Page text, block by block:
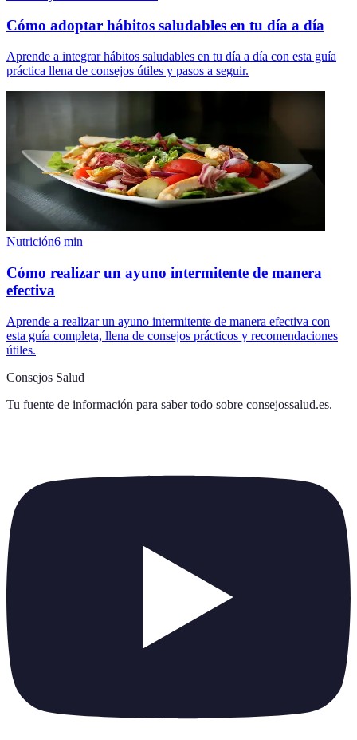
Cómo adoptar hábitos saludables en tu día a día
Aprende a integrar hábitos saludables en tu día a día con esta guía
práctica llena de consejos útiles y pasos a seguir.
Nutrición6 min
Cómo realizar un ayuno intermitente de manera
efectiva
Aprende a realizar un ayuno intermitente de manera efectiva con
esta guía completa, llena de consejos prácticos y recomendaciones
útiles.
Consejos Salud
Tu fuente de información para saber todo sobre consejossalud.es.